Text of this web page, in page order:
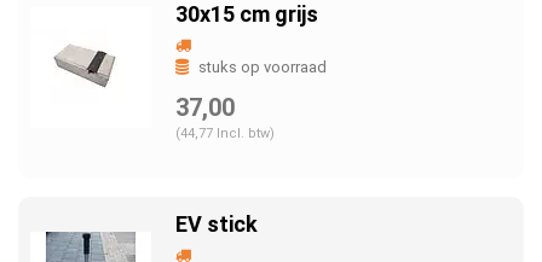
30x15 cm grijs
stuks op voorraad
37,00
(44,77 Incl. btw)
EV stick